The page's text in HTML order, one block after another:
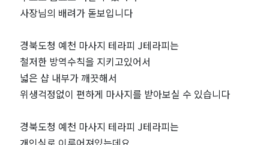
짱사장님의 배려가 돋보입니다
경북도청 예천 마사지 테라피 J테라피는
철저한 방역수칙을 지키고있어서
넓은 샵 내부가 깨끗해서
위생걱정없이 편하게 마사지를 받아보실 수 있습니다
경북도청 예천 마사지 테라피 J테라피는